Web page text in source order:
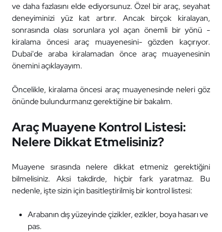
ve daha fazlasını elde ediyorsunuz. Özel bir araç, seyahat
deneyiminizi yüz kat artırır. Ancak birçok kiralayan,
sonrasında olası sorunlara yol açan önemli bir yönü -
kiralama öncesi araç muayenesini- gözden kaçırıyor.
Dubai'de araba kiralamadan önce araç muayenesinin
önemini açıklayayım.
Öncelikle, kiralama öncesi araç muayenesinde neleri göz
önünde bulundurmanız gerektiğine bir bakalım.
Araç Muayene Kontrol Listesi:
Nelere Dikkat Etmelisiniz?
Muayene sırasında nelere dikkat etmeniz gerektiğini
bilmelisiniz. Aksi takdirde, hiçbir fark yaratmaz. Bu
nedenle, işte sizin için basitleştirilmiş bir kontrol listesi:
Arabanın dış yüzeyinde çizikler, ezikler, boya hasarı ve
pas.